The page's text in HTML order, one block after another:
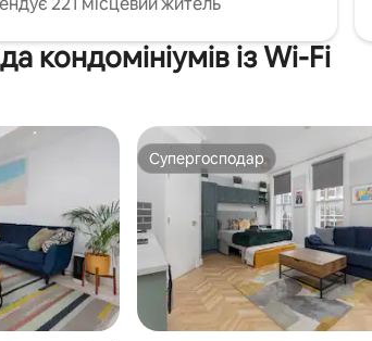
кондомініумів із Wi-Fi
Супергосподар
Супергосподар